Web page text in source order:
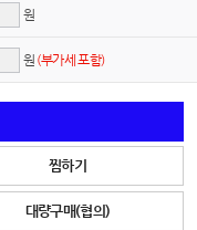
원
원 (부가세 포함)
찜하기
대량구매(협의)